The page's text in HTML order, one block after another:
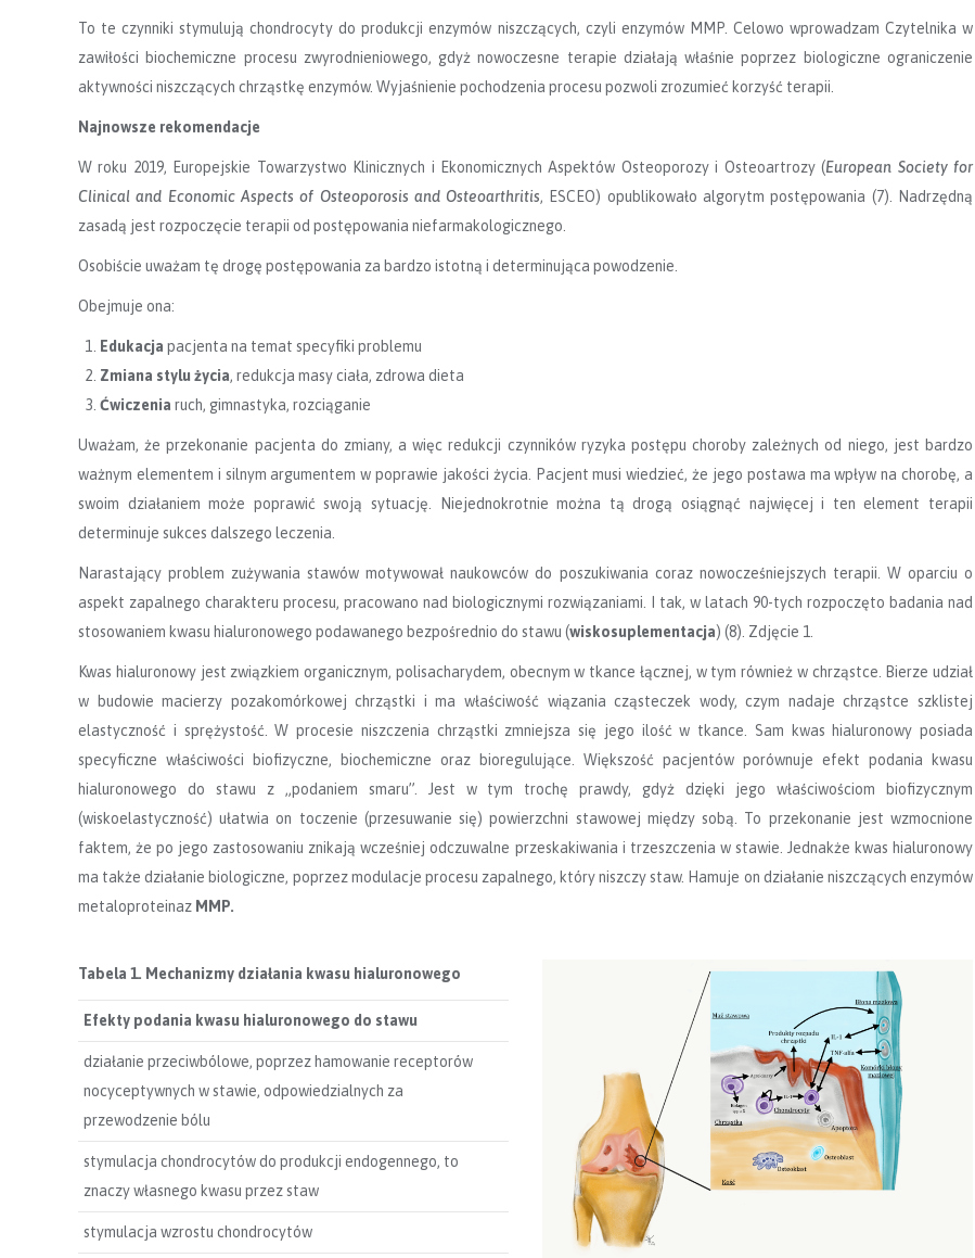
To te czynniki stymulują chondrocyty do produkcji enzymów niszczących, czyli enzymów MMP. Celowo wprowadzam Czytelnika w
zawiłości biochemiczne procesu zwyrodnieniowego, gdyż nowoczesne terapie działają właśnie poprzez biologiczne ograniczenie
aktywności niszczących chrząstkę enzymów. Wyjaśnienie pochodzenia procesu pozwoli zrozumieć korzyść terapii.
Najnowsze rekomendacje
W roku 2019, Europejskie Towarzystwo Klinicznych i Ekonomicznych Aspektów Osteoporozy i Osteoartrozy (European Society for
Clinical and Economic Aspects of Osteoporosis and Osteoarthritis, ESCEO) opublikowało algorytm postępowania (7). Nadrzędną
zasadą jest rozpoczęcie terapii od postępowania niefarmakologicznego.
Osobiście uważam tę drogę postępowania za bardzo istotną i determinująca powodzenie.
Obejmuje ona:
Edukacja pacjenta na temat specyfiki problemu
Zmiana stylu życia, redukcja masy ciała, zdrowa dieta
Ćwiczenia ruch, gimnastyka, rozciąganie
Uważam, że przekonanie pacjenta do zmiany, a więc redukcji czynników ryzyka postępu choroby zależnych od niego, jest bardzo
ważnym elementem i silnym argumentem w poprawie jakości życia. Pacjent musi wiedzieć, że jego postawa ma wpływ na chorobę, a
swoim działaniem może poprawić swoją sytuację. Niejednokrotnie można tą drogą osiągnąć najwięcej i ten element terapii
determinuje sukces dalszego leczenia.
Narastający problem zużywania stawów motywował naukowców do poszukiwania coraz nowocześniejszych terapii. W oparciu o
aspekt zapalnego charakteru procesu, pracowano nad biologicznymi rozwiązaniami. I tak, w latach 90-tych rozpoczęto badania nad
stosowaniem kwasu hialuronowego podawanego bezpośrednio do stawu (wiskosuplementacja) (8). Zdjęcie 1.
Kwas hialuronowy jest związkiem organicznym, polisacharydem, obecnym w tkance łącznej, w tym również w chrząstce. Bierze udział
w budowie macierzy pozakomórkowej chrząstki i ma właściwość wiązania cząsteczek wody, czym nadaje chrząstce szklistej
elastyczność i sprężystość. W procesie niszczenia chrząstki zmniejsza się jego ilość w tkance. Sam kwas hialuronowy posiada
specyficzne właściwości biofizyczne, biochemiczne oraz bioregulujące. Większość pacjentów porównuje efekt podania kwasu
hialuronowego do stawu z „podaniem smaru”. Jest w tym trochę prawdy, gdyż dzięki jego właściwościom biofizycznym
(wiskoelastyczność) ułatwia on toczenie (przesuwanie się) powierzchni stawowej między sobą. To przekonanie jest wzmocnione
faktem, że po jego zastosowaniu znikają wcześniej odczuwalne przeskakiwania i trzeszczenia w stawie. Jednakże kwas hialuronowy
ma także działanie biologiczne, poprzez modulacje procesu zapalnego, który niszczy staw. Hamuje on działanie niszczących enzymów
metaloproteinaz MMP.
Tabela 1. Mechanizmy działania kwasu hialuronowego
Efekty podania kwasu hialuronowego do stawu
działanie przeciwbólowe, poprzez hamowanie receptorów
nocyceptywnych w stawie, odpowiedzialnych za
przewodzenie bólu
stymulacja chondrocytów do produkcji endogennego, to
znaczy własnego kwasu przez staw
stymulacja wzrostu chondrocytów